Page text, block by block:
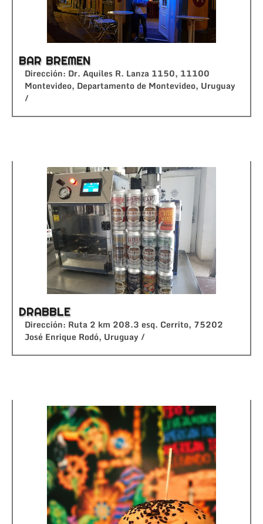
BAR BREMEN
Dirección: Dr. Aquiles R. Lanza 1150, 11100
Montevideo, Departamento de Montevideo, Uruguay
/
DRABBLE
Dirección: Ruta 2 km 208.3 esq. Cerrito, 75202
José Enrique Rodó, Uruguay /